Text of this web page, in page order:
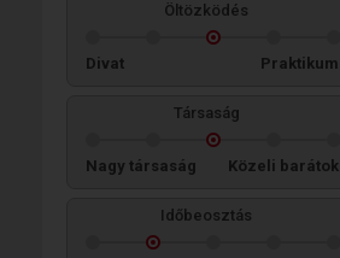
Öltözködés
Divat Praktikum
Társaság
Nagy társaság Közeli barátok
Időbeosztás